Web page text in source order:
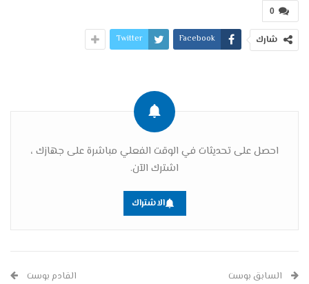
0
شارك Facebook
Twitter
احصل على تحديثات في الوقت الفعلي مباشرة على جهازك ،
اشترك الآن.
الاشتراك
السابق بوست القادم بوست